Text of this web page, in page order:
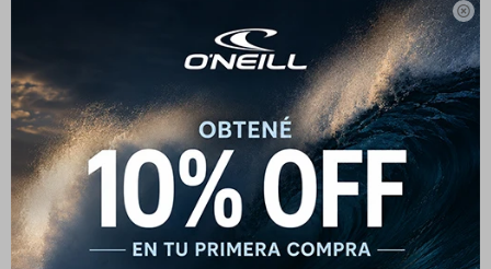

CÓMO CUIDAR TU TRAJE DE NEOPRENO
16 oct 2025 Publicado en: Trajes de Neopreno O'Neill
Comprar un wetsuit O'Neill es una inversión excelente, son trajes para durar años y
protegerte de los elementos para que no te desgasten a vos, pero en el proceso el
que se puede desgastar es tu traje. Te contamos como cuidarlo con estos pasos.